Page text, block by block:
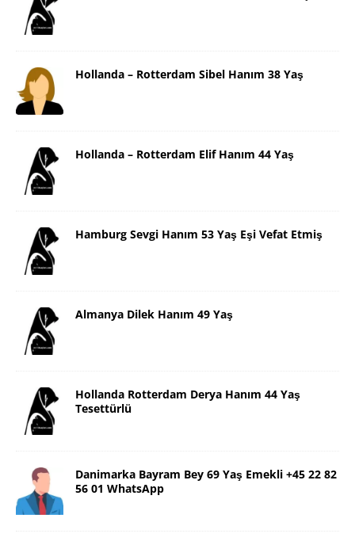
Hollanda – Rotterdam Sibel Hanım 38 Yaş
Hollanda – Rotterdam Elif Hanım 44 Yaş
Hamburg Sevgi Hanım 53 Yaş Eşi Vefat Etmiş
Almanya Dilek Hanım 49 Yaş
Hollanda Rotterdam Derya Hanım 44 Yaş
Tesettürlü
Danimarka Bayram Bey 69 Yaş Emekli +45 22 82
56 01 WhatsApp